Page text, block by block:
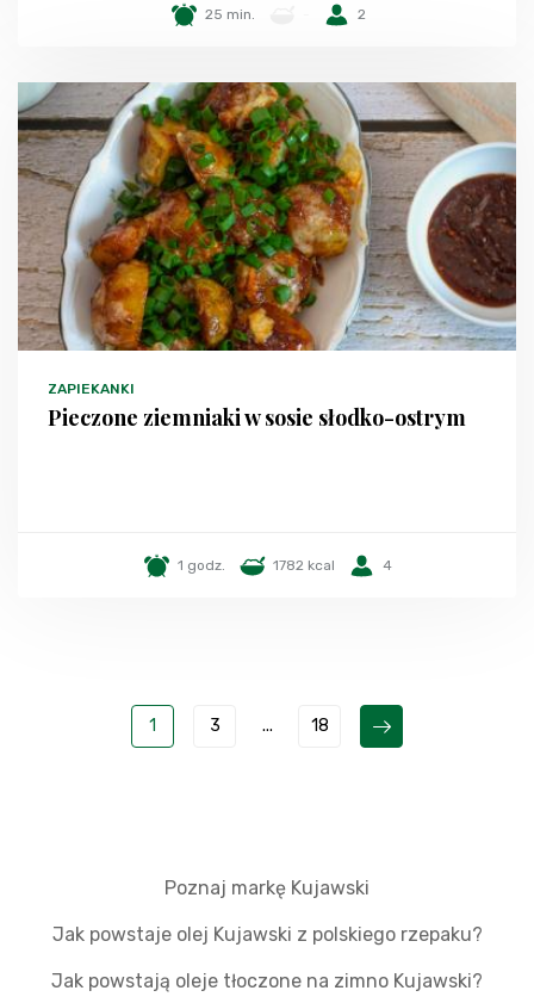
25 min. 2
ZAPIEKANKI
Pieczone ziemniaki w sosie słodko-ostrym
1 godz. 1782 kcal 4
1 3 ... 18
Poznaj markę Kujawski
Jak powstaje olej Kujawski z polskiego rzepaku?
Jak powstają oleje tłoczone na zimno Kujawski?